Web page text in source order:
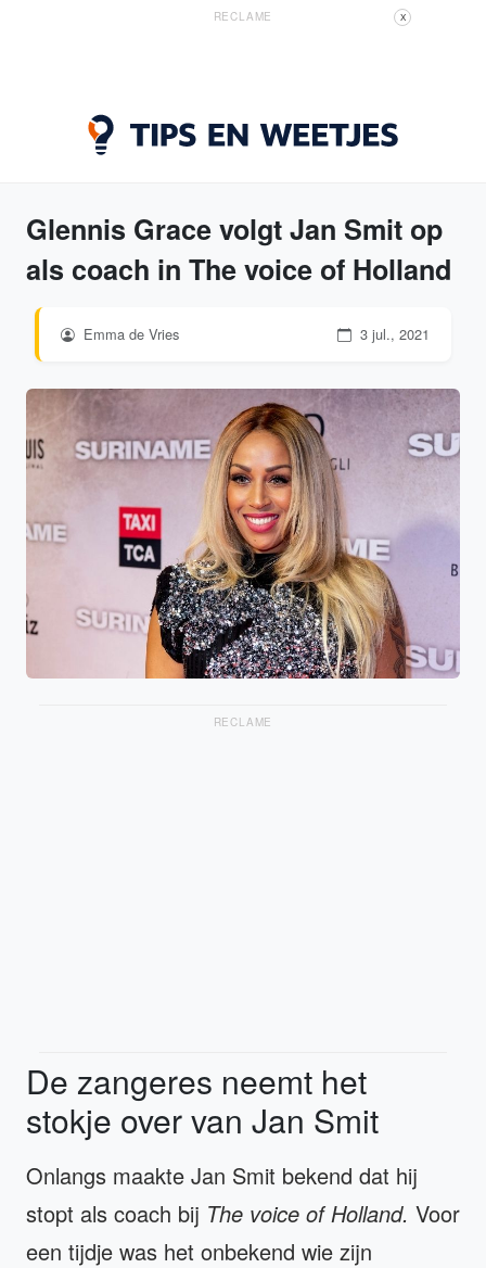
RECLAME X
Glennis Grace volgt Jan Smit op
als coach in The voice of Holland
Emma de Vries 3 jul., 2021
RECLAME
De zangeres neemt het
stokje over van Jan Smit
Onlangs maakte Jan Smit bekend dat hij
stopt als coach bij The voice of Holland. Voor
een tijdje was het onbekend wie zijn